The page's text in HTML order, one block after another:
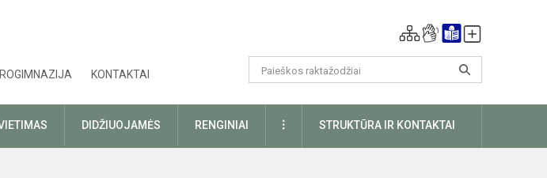
KONTAKTAI
DIDŽIUOJAMĖS RENGINIAI DAUGIAUSTRUKTŪRA IR KONTAKTAI